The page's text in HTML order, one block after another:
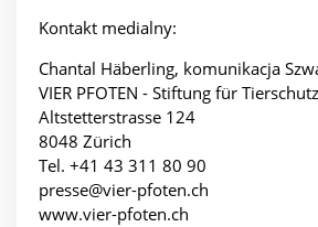
Kontakt medialny:
Chantal Häberling, komunikacja
VIER PFOTEN - Stiftung für Tierschutz
Altstetterstrasse 124
8048 Zürich
Tel. +41 43 311 80 90
presse@vier-pfoten.ch
www.vier-pfoten.ch